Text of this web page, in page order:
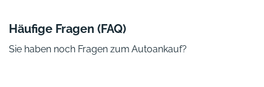
Häufige Fragen (FAQ)
Sie haben noch Fragen zum Autoankauf?